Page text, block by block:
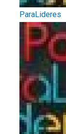
ParaLideres